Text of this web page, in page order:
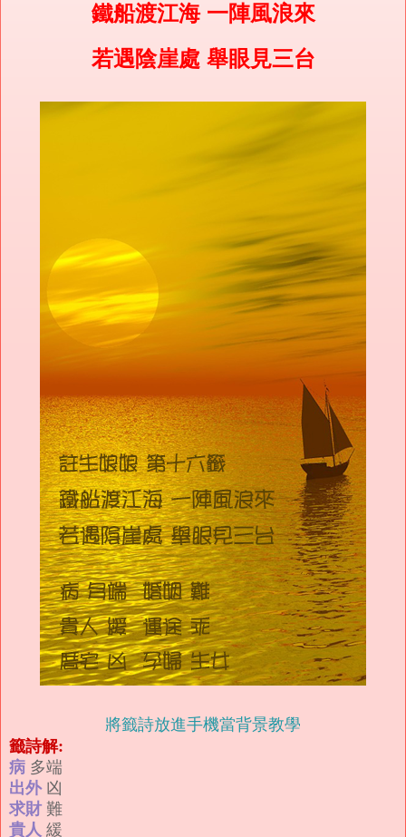
鐵船渡江海 一陣風浪來
若遇陰崖處 舉眼見三台
將籤詩放進手機當背景教學
籤詩解:
病 多端
出外凶
求財難
貴人 緩